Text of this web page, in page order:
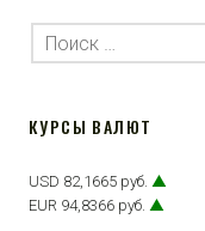
КУРСЫ ВАЛЮТ
USD 82,1665 руб. ▲
EUR 94,8366 руб. ▲